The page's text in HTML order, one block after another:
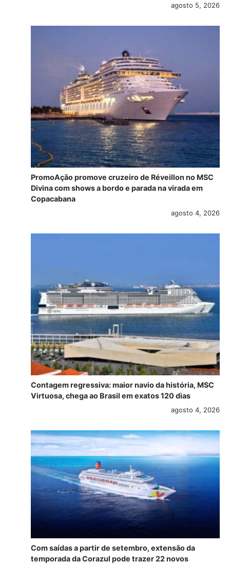
agosto 5, 2026
PromoAção promove cruzeiro de Réveillon no MSC
Divina com shows a bordo e parada na virada em
Copacabana
agosto 4, 2026
Contagem regressiva: maior navio da história, MSC
Virtuosa, chega ao Brasil em exatos 120 dias
agosto 4, 2026
Com saídas a partir de setembro, extensão da
temporada da Corazul pode trazer 22 novos